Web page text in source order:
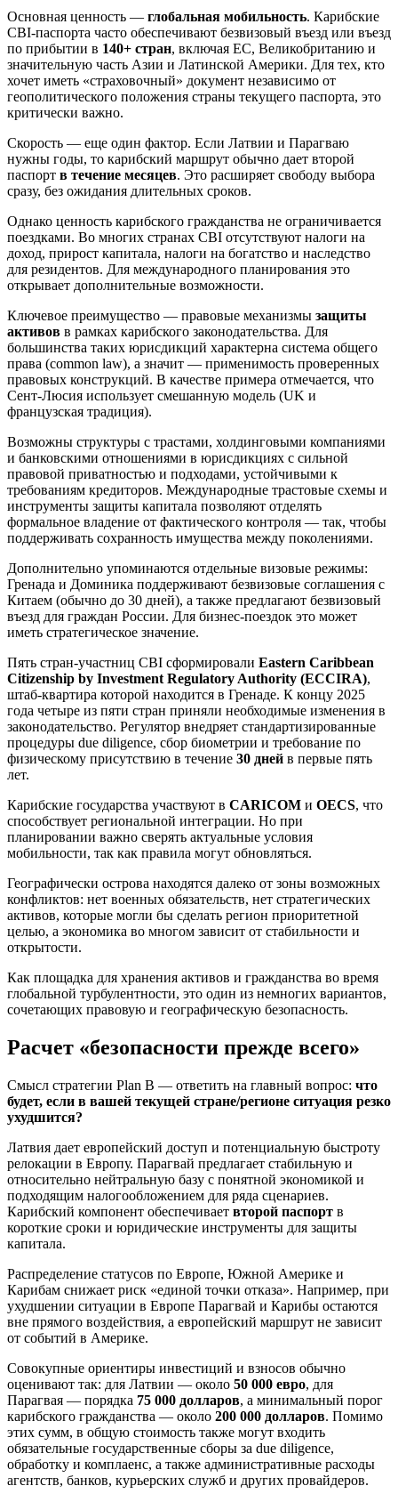
Основная ценность — глобальная мобильность. Карибские
CBI-паспорта часто обеспечивают безвизовый въезд или въезд
по прибытии в 140+ стран, включая ЕС, Великобританию и
значительную часть Азии и Латинской Америки. Для тех, кто
хочет иметь «страховочный» документ независимо от
геополитического положения страны текущего паспорта, это
критически важно.
Скорость — еще один фактор. Если Латвии и Парагваю
нужны годы, то карибский маршрут обычно дает второй
паспорт в течение месяцев. Это расширяет свободу выбора
сразу, без ожидания длительных сроков.
Однако ценность карибского гражданства не ограничивается
поездками. Во многих странах CBI отсутствуют налоги на
доход, прирост капитала, налоги на богатство и наследство
для резидентов. Для международного планирования это
открывает дополнительные возможности.
Ключевое преимущество — правовые механизмы защиты
активов в рамках карибского законодательства. Для
большинства таких юрисдикций характерна система общего
права (common law), а значит — применимость проверенных
правовых конструкций. В качестве примера отмечается, что
Сент-Люсия использует смешанную модель (UK и
французская традиция).
Возможны структуры с трастами, холдинговыми компаниями
и банковскими отношениями в юрисдикциях с сильной
правовой приватностью и подходами, устойчивыми к
требованиям кредиторов. Международные трастовые схемы и
инструменты защиты капитала позволяют отделять
формальное владение от фактического контроля — так, чтобы
поддерживать сохранность имущества между поколениями.
Дополнительно упоминаются отдельные визовые режимы:
Гренада и Доминика поддерживают безвизовые соглашения с
Китаем (обычно до 30 дней), а также предлагают безвизовый
въезд для граждан России. Для бизнес-поездок это может
иметь стратегическое значение.
Пять стран-участниц CBI сформировали Eastern Caribbean
Citizenship by Investment Regulatory Authority (ECCIRA),
штаб-квартира которой находится в Гренаде. К концу 2025
года четыре из пяти стран приняли необходимые изменения в
законодательство. Регулятор внедряет стандартизированные
процедуры due diligence, сбор биометрии и требование по
физическому присутствию в течение 30 дней в первые пять
лет.
Карибские государства участвуют в CARICOM и OECS, что
способствует региональной интеграции. Но при
планировании важно сверять актуальные условия
мобильности, так как правила могут обновляться.
Географически острова находятся далеко от зоны возможных
конфликтов: нет военных обязательств, нет стратегических
активов, которые могли бы сделать регион приоритетной
целью, а экономика во многом зависит от стабильности и
открытости.
Как площадка для хранения активов и гражданства во время
глобальной турбулентности, это один из немногих вариантов,
сочетающих правовую и географическую безопасность.
Расчет «безопасности прежде всего»
Смысл стратегии Plan B — ответить на главный вопрос: что
будет, если в вашей текущей стране/регионе ситуация резко
ухудшится?
Латвия дает европейский доступ и потенциальную быстроту
релокации в Европу. Парагвай предлагает стабильную и
относительно нейтральную базу с понятной экономикой и
подходящим налогообложением для ряда сценариев.
Карибский компонент обеспечивает второй паспорт в
короткие сроки и юридические инструменты для защиты
капитала.
Распределение статусов по Европе, Южной Америке и
Карибам снижает риск «единой точки отказа». Например, при
ухудшении ситуации в Европе Парагвай и Карибы остаются
вне прямого воздействия, а европейский маршрут не зависит
от событий в Америке.
Совокупные ориентиры инвестиций и взносов обычно
оценивают так: для Латвии — около 50 000 евро, для
Парагвая — порядка 75 000 долларов, а минимальный порог
карибского гражданства — около 200 000 долларов. Помимо
этих сумм, в общую стоимость также могут входить
обязательные государственные сборы за due diligence,
обработку и комплаенс, а также административные расходы
агентств, банков, курьерских служб и других провайдеров.